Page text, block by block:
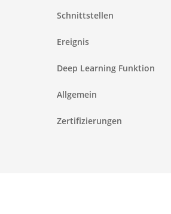
Schnittstellen
Ereignis
Deep Learning Funktion
Allgemein
Zertifizierungen